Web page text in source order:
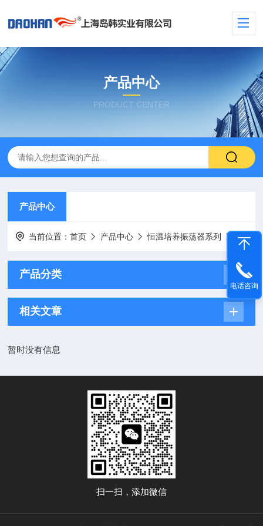
产品中心
PRODUCT CENTER
产品中心
当前位置：首页 产品中心 恒温培养振荡器系列 霉菌
产品分类
相关文章
暂时没有信息
扫一扫，添加微信
电话咨询